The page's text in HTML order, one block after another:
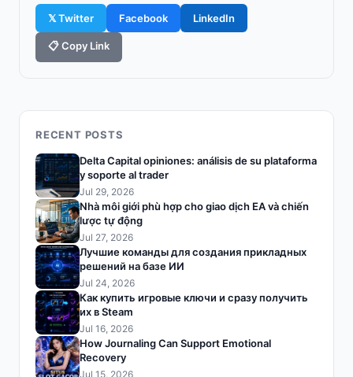
𝕏 Twitter Facebook LinkedIn
📋 Copy Link
RECENT POSTS
Delta Capital opiniones: análisis de su plataforma
y soporte al trader
Jul 29, 2026
Nhà môi giới phù hợp cho giao dịch EA và chiến
lược tự động
Jul 27, 2026
Лучшие команды для создания прикладных
решений на базе ИИ
Jul 24, 2026
Как купить игровые ключи и сразу получить
их в Steam
Jul 16, 2026
How Journaling Can Support Emotional
Recovery
Jul 15, 2026